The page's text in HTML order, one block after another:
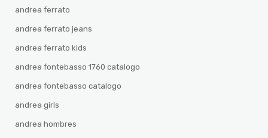
andrea ferrato
andrea ferrato jeans
andrea ferrato kids
andrea fontebasso 1760 catalogo
andrea fontebasso catalogo
andrea girls
andrea hombres